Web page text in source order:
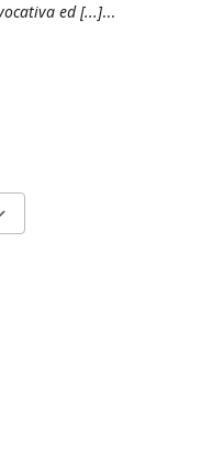
ed [...]...